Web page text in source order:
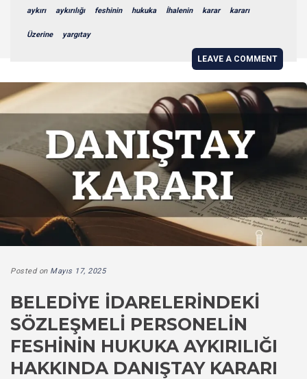
aykırı aykırılığı feshinin hukuka İhalenin karar kararı
Üzerine yargıtay
LEAVE A COMMENT
Posted on Mayıs 17, 2025
BELEDIYE İDARELERINDEKI
SÖZLEŞMELI PERSONELIN
FESHININ HUKUKA AYKIRILIĞI
HAKKINDA DANIŞTAY KARARI